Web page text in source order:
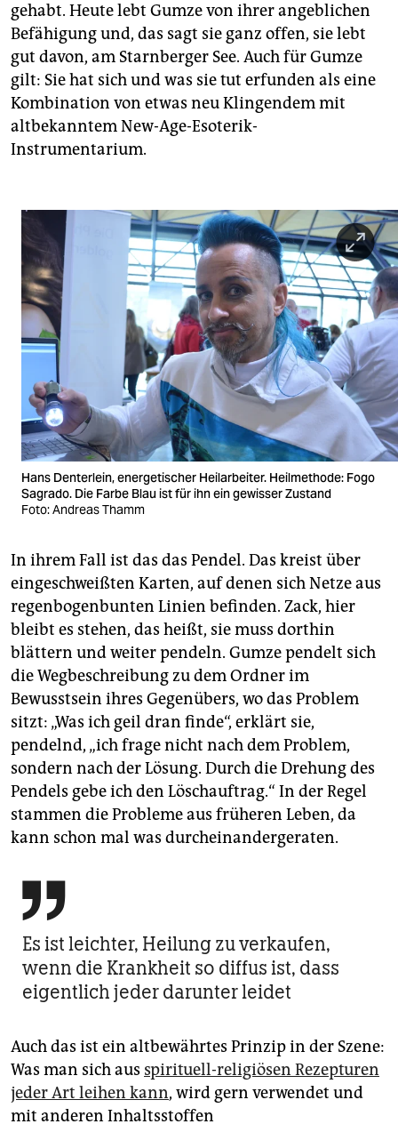
gehabt. Heute lebt Gumze von ihrer angeblichen
Befähigung und, das sagt sie ganz offen, sie lebt
gut davon, am Starnberger See. Auch für Gumze
gilt: Sie hat sich und was sie tut erfunden als eine
Kombination von etwas neu Klingendem mit
altbekanntem New-Age-Esoterik-
Instrumentarium.
Hans Denterlein, energetischer Heilarbeiter. Heilmethode: Fogo
Sagrado. Die Farbe Blau ist für ihn ein gewisser Zustand
Foto: Andreas Thamm
In ihrem Fall ist das das Pendel. Das kreist über
eingeschweißten Karten, auf denen sich Netze aus
regenbogenbunten Linien befinden. Zack, hier
bleibt es stehen, das heißt, sie muss dorthin
blättern und weiter pendeln. Gumze pendelt sich
die Wegbeschreibung zu dem Ordner im
Bewusstsein ihres Gegenübers, wo das Problem
sitzt: „Was ich geil dran finde“, erklärt sie,
pendelnd, „ich frage nicht nach dem Problem,
sondern nach der Lösung. Durch die Drehung des
Pendels gebe ich den Löschauftrag.“ In der Regel
stammen die Probleme aus früheren Leben, da
kann schon mal was durcheinandergeraten.

Es ist leichter, Heilung zu verkaufen,
wenn die Krankheit so diffus ist, dass
eigentlich jeder darunter leidet
Auch das ist ein altbewährtes Prinzip in der Szene:
Was man sich aus spirituell-religiösen Rezepturen
jeder Art leihen kann, wird gern verwendet und
mit anderen Inhaltsstoffen